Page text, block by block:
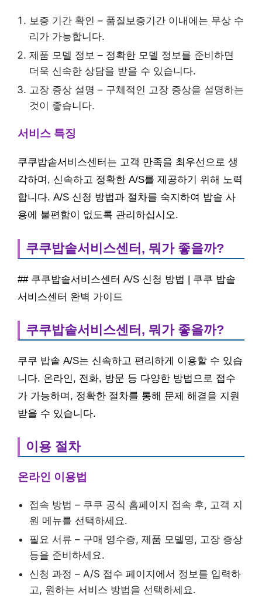
보증 기간 확인 – 품질보증기간 이내에는 무상 수
리가 가능합니다.
제품 모델 정보 – 정확한 모델 정보를 준비하면
더욱 신속한 상담을 받을 수 있습니다.
고장 증상 설명 – 구체적인 고장 증상을 설명하는
것이 좋습니다.
서비스 특징
쿠쿠밥솥서비스센터는 고객 만족을 최우선으로 생
각하며, 신속하고 정확한 A/S를 제공하기 위해 노력
합니다. A/S 신청 방법과 절차를 숙지하여 밥솥 사
용에 불편함이 없도록 관리하십시오.
쿠쿠밥솥서비스센터, 뭐가 좋을까?
## 쿠쿠밥솥서비스센터 A/S 신청 방법 | 쿠쿠 밥솥
서비스센터 완벽 가이드
쿠쿠밥솥서비스센터, 뭐가 좋을까?
쿠쿠 밥솥 A/S는 신속하고 편리하게 이용할 수 있습
니다. 온라인, 전화, 방문 등 다양한 방법으로 접수
가 가능하며, 정확한 절차를 통해 문제 해결을 지원
받을 수 있습니다.
이용 절차
온라인 이용법
접속 방법 – 쿠쿠 공식 홈페이지 접속 후, 고객 지
원 메뉴를 선택하세요.
필요 서류 – 구매 영수증, 제품 모델명, 고장 증상
등을 준비하세요.
신청 과정 – A/S 접수 페이지에서 정보를 입력하
고, 원하는 서비스 방법을 선택하세요.